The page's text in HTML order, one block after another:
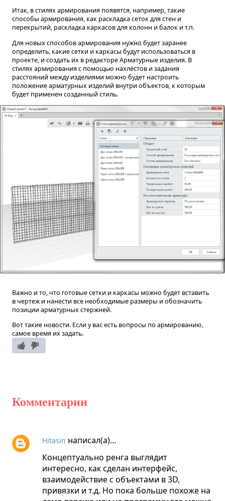
Итак, в стилях армирования появятся, например, такие
способы армирования, как раскладка сеток для стен и
перекрытий, раскладка каркасов для колонн и балок и т.п.
Для новых способов армирования нужно будет заранее
определить, какие сетки и каркасы будут использоваться в
проекте, и создать их в редакторе Арматурные изделия. В
стилях армирования с помощью нахлёстов и задания
расстояний между изделиями можно будет настроить
положение арматурных изделий внутри объектов, к которым
будет применен созданный стиль.
Важно и то, что готовые сетки и каркасы можно будет вставить
в чертеж и нанести все необходимые размеры и обозначить
позиции арматурных стержней.
Вот такие новости. Если у вас есть вопросы по армированию,
самое время их задать.
Комментарии
Hitasin написал(а)…
Концептуально ренга выглядит
интересно, как сделан интерфейс,
взаимодействие с объектами в 3D,
привязки и т.д. Но пока больше похоже на